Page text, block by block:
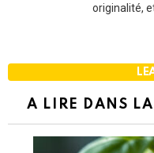
originalité,
A LIRE DANS